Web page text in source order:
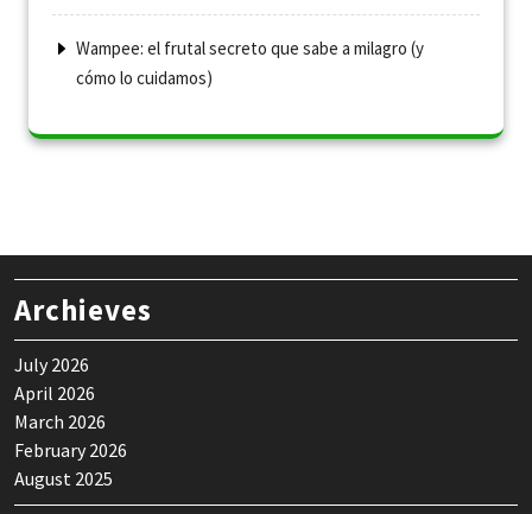
Wampee: el frutal secreto que sabe a milagro (y
cómo lo cuidamos)
Archieves
July 2026
April 2026
March 2026
February 2026
August 2025